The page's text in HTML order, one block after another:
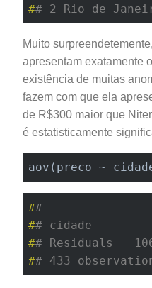
## 2 Rio de
Muito
apresentam exatamente
existência de muitas
fazem com que ela
de R$300 maior que
é estatisticamente
aov(preco ~
##                Df
## cidade
## Residuals
## 433